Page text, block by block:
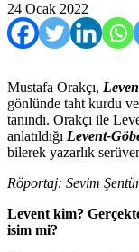
24 Ocak 2022
Mustafa Orakçı,
gönlünde taht kurdu
tanındı. Orakçı ile
anlatıldığı Levent-
bilerek yazarlık
Röportaj: Sevim
Levent kim? Gerçekte
isim mi?